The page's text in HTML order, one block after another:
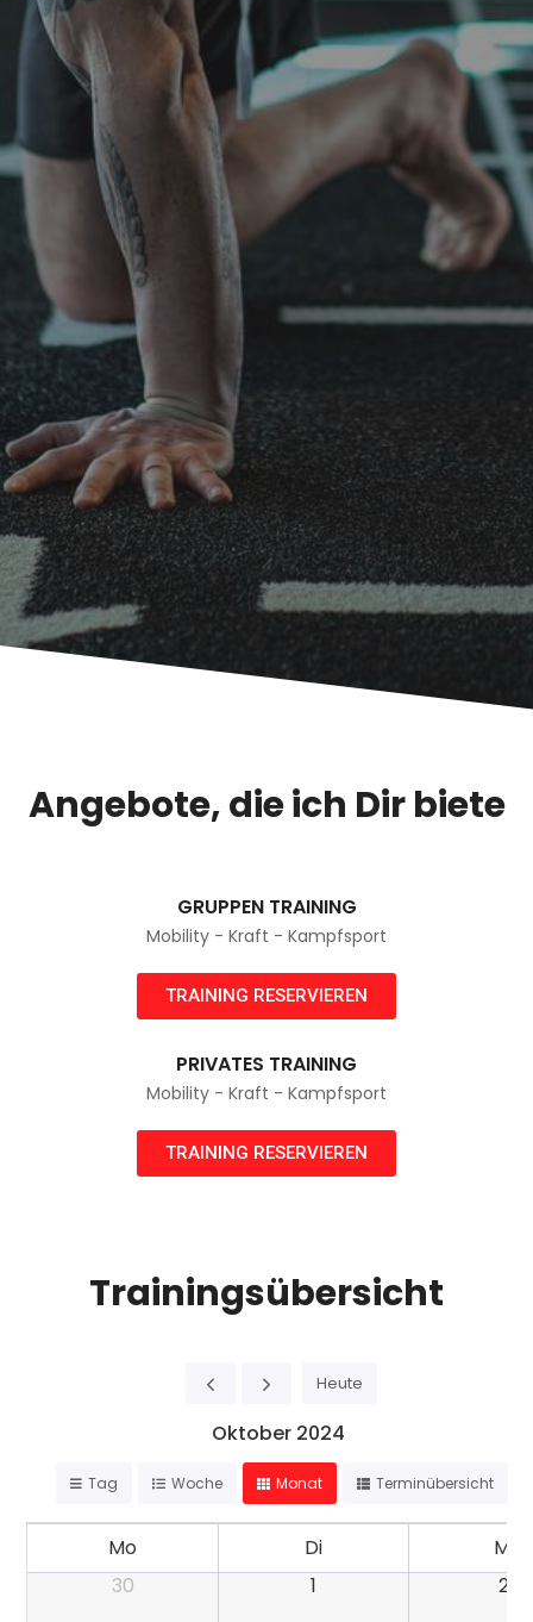
Angebote, die ich Dir biete
GRUPPEN TRAINING
Mobility - Kraft - Kampfsport
TRAINING RESERVIEREN
PRIVATES TRAINING
Mobility - Kraft - Kampfsport
TRAINING RESERVIEREN
Trainingsübersicht
Heute
Oktober 2024
Tag Woche Monat Terminübersicht
Mo Di
Mi
30
1 2